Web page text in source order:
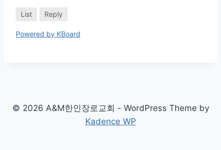
List Reply
Powered by KBoard
© 2026 A&M한인장로교회 - WordPress Theme by
Kadence WP